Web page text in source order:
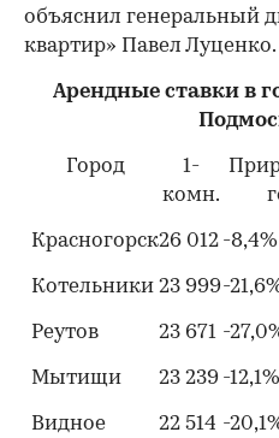
объяснил генеральный
квартир» Павел Луценко.
Арендные ставки в
Город
1-
комн.
Красногорск26 012 -8,4%
Котельники 23 999-
Реутов 23 671 -
Мытищи 23 239 -12,1%
Видное 22 514 -